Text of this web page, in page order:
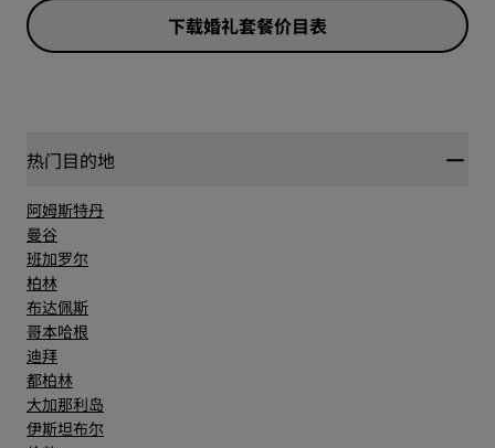
下载婚礼套餐价目表
热门目的地
阿姆斯特丹
曼谷
班加罗尔
柏林
布达佩斯
哥本哈根
迪拜
都柏林
大加那利岛
伊斯坦布尔